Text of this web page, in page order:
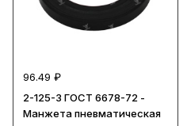
96.49 ₽
2-125-3 ГОСТ 6678-72 -
Манжета пневматическая